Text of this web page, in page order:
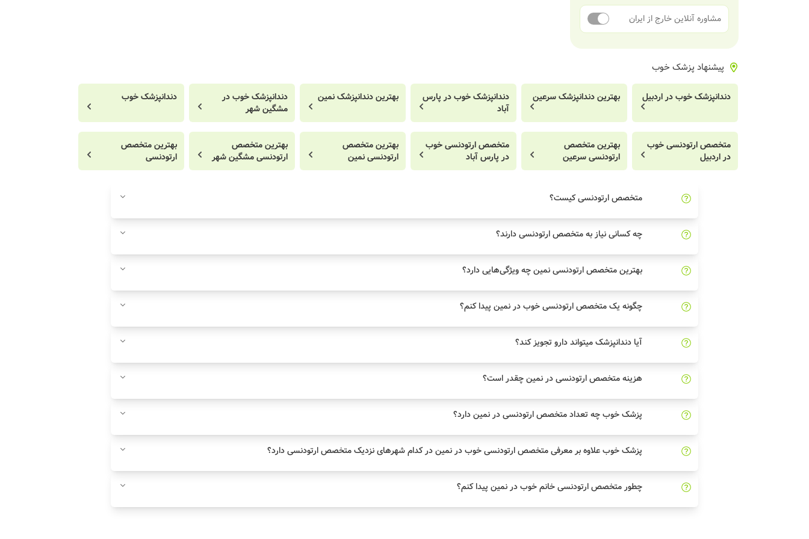
مشاوره آنلاین خارج از ایران
پیشنهاد پزشک خوب
دندانپزشک خوب در اردبیل بهترین دندانپزشک سرعین
دندانپزشک خوب در پارس
آباد
بهترین دندانپزشک نمین
دندانپزشک خوب در
مشگین شهر
دندانپزشک خوب
متخصص ارتودنسی خوب
در اردبیل
بهترین متخصص
ارتودنسی سرعین
متخصص ارتودنسی خوب
در پارس آباد
بهترین متخصص
ارتودنسی نمین
بهترین متخصص
ارتودنسی مشگین شهر
بهترین متخصص
ارتودنسی
متخصص ارتودنسی کیست؟
چه کسانی نیاز به متخصص ارتودنسی دارند؟
بهترین متخصص ارتودنسی نمین چه ویژگی‌هایی دارد؟
چگونه یک متخصص ارتودنسی خوب در نمین پیدا کنم؟
آیا دندانپزشک میتواند دارو تجویز کند؟
هزینه متخصص ارتودنسی در نمین چقدر است؟
پزشک خوب چه تعداد متخصص ارتودنسی در نمین دارد؟
پزشک خوب علاوه بر معرفی متخصص ارتودنسی خوب در نمین در کدام شهرهای نزدیک متخصص ارتودنسی دارد؟
چطور متخصص ارتودنسی خانم خوب در نمین پیدا کنم؟